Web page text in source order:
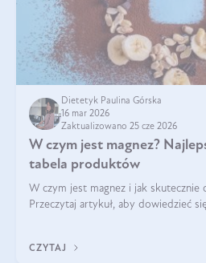
Dietetyk Paulina Górska
16 mar 2026
Zaktualizowano 25 cze 2026
W czym jest magnez?
tabela produktów
W czym jest magnez i jak skutecznie
Przeczytaj artykuł, aby dowiedzieć
CZYTAJ